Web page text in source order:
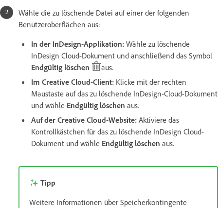
Wähle die zu löschende Datei auf einer der folgenden
Benutzeroberflächen aus:
In der InDesign-Applikation: Wähle zu löschende
InDesign Cloud-Dokument und anschließend das Symbol
Endgültig löschen
aus.
Im Creative Cloud-Client: Klicke mit der rechten
Maustaste auf das zu löschende InDesign-Cloud-Dokument
und wähle Endgültig löschen aus.
Auf der Creative Cloud-Website: Aktiviere das
Kontrollkästchen für das zu löschende InDesign Cloud-
Dokument und wähle Endgültig löschen aus.
Tipp
Weitere Informationen über Speicherkontingente